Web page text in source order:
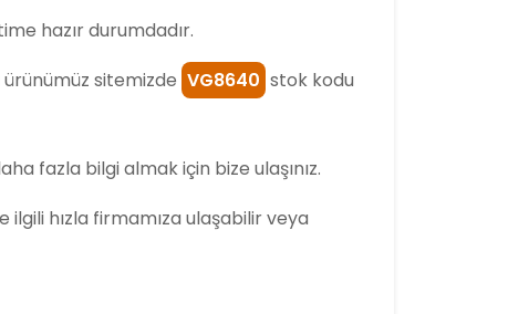
hazır durumdadır.
sitemizde VG8640 stok kodu
fazla bilgi almak için bize ulaşınız.
ilgili hızla firmamıza ulaşabilir veya